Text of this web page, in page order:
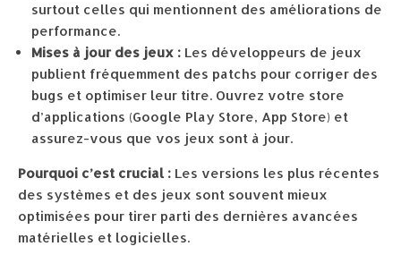
surtout celles qui mentionnent des améliorations de
performance.
Mises à jour des jeux : Les développeurs de jeux
publient fréquemment des patchs pour corriger des
bugs et optimiser leur titre. Ouvrez votre store
d’applications (Google Play Store, App Store) et
assurez-vous que vos jeux sont à jour.
Pourquoi c’est crucial : Les versions les plus récentes
des systèmes et des jeux sont souvent mieux
optimisées pour tirer parti des dernières avancées
matérielles et logicielles.